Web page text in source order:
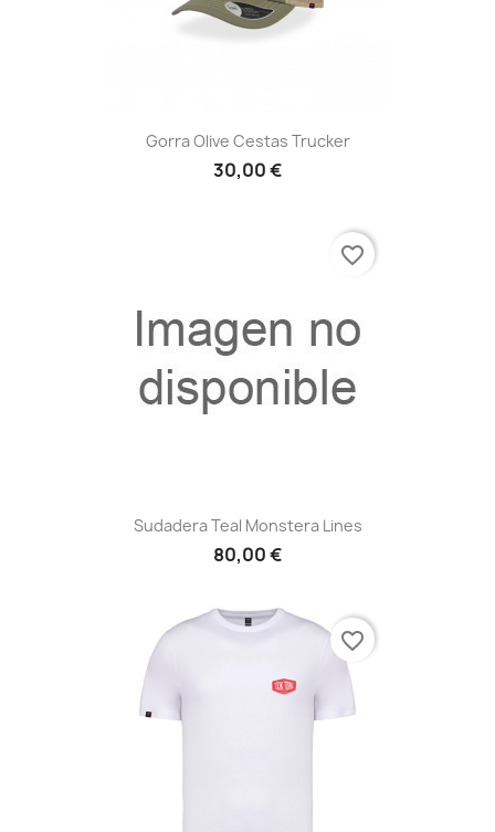
Gorra Olive Cestas Trucker
30,00 €
Sudadera Teal Monstera Lines
80,00 €
favorite_border
favorite_border